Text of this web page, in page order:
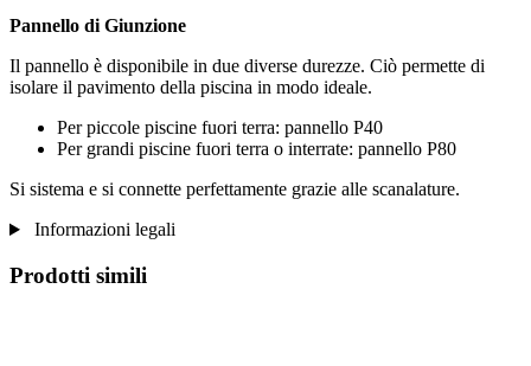
Pannello di Giunzione
Il pannello è disponibile in due diverse durezze. Ciò permette di
isolare il pavimento della piscina in modo ideale.
Per piccole piscine fuori terra: pannello P40
Per grandi piscine fuori terra o interrate: pannello P80
Si sistema e si connette perfettamente grazie alle scanalature.
Informazioni legali
Prodotti simili